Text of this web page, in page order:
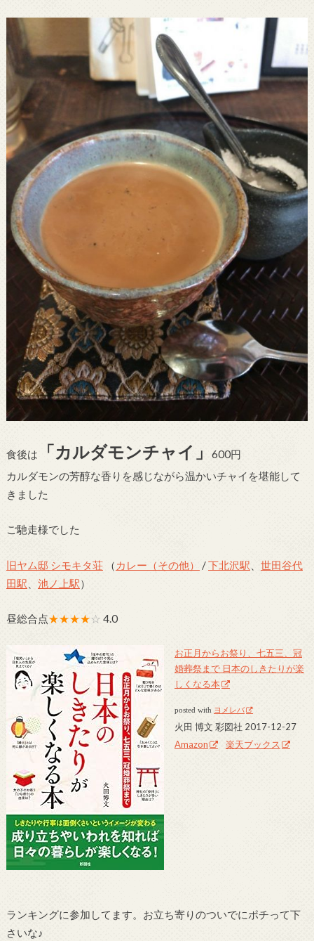
食後は 「カルダモンチャイ」
600円
カルダモンの芳醇な香りを感じながら温かいチャイを堪能して
きました
ご馳走様でした
旧ヤム邸 シモキタ荘（ カレー（その他） /下北沢駅
世田谷代
田駅
池ノ上駅）
昼総合点★★★★☆ 4.0
お正月からお祭り、七五三、冠
婚葬祭まで 日本のしきたりが楽
しくなる本
posted with ヨメレバ
火田 博文 彩図社 2017-12-27
Amazon
楽天ブックス
ランキングに参加してます。お立ち寄りのついでにポチって下
さいな♪